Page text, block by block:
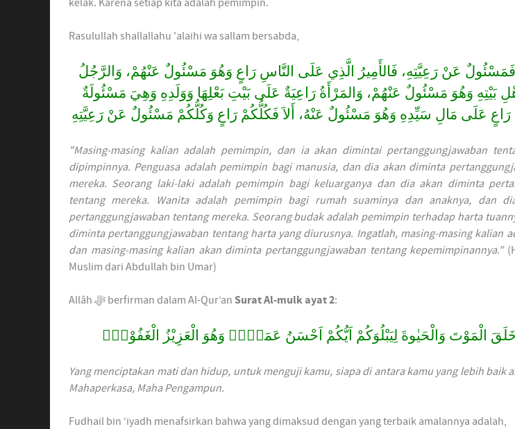
kelak. Karena setiap kita adalah pemimpin.
Rasulullah shallallahu 'alaihi wa sallam bersabda,
عَنْ رَعِيَّتِهِ، فَالأَمِيرُ الَّذِي عَلَى النَّاسِ رَاعٍ وَهُوَ مَسْئُولٌ عَنْهُمْ، وَالرَّجُلُ
بَيْتِهِ وَهُوَ مَسْئُولٌ عَنْهُمْ، وَالمَرْأَةُ رَاعِيَةٌ عَلَى بَيْتِ بَعْلِهَا وَوَلَدِهِ وَهِيَ مَسْئُولَةٌ
رَاعٍ عَلَى مَالِ سَيِّدِهِ وَهُوَ مَسْئُولٌ عَنْهُ، أَلاَ فَكُلُّكُمْ رَاعٍ وَكُلُّكُمْ مَسْئُولٌ عَنْ رَعِيَّتِهِ
"Masing-masing kalian adalah pemimpin, dan ia akan dimintai pertanggungjawaban
dipimpinnya. Penguasa adalah pemimpin bagi manusia, dan dia akan diminta
mereka. Seorang laki-laki adalah pemimpin bagi keluarganya dan dia akan diminta
tentang mereka. Wanita adalah pemimpin bagi rumah suaminya dan anaknya, dan
pertanggungjawaban tentang mereka. Seorang budak adalah pemimpin terhadap harta
diminta pertanggungjawaban tentang harta yang diurusnya. Ingatlah, masing-masing kalian
dan masing-masing kalian akan diminta pertanggungjawaban tentang kepemimpinannya."
Muslim dari Abdullah bin Umar)
Allâh ﷻ berfirman dalam Al-Qur’an Surat Al-mulk ayat 2:
الْمَوْتَ وَالْحَيٰوةَ لِيَبْلُوَكُمْ اَيُّكُمْ اَحْسَنُ عَمَلًاۗ وَهُوَ الْعَزِيْزُ الْغَفُوْرُۙ
Yang menciptakan mati dan hidup, untuk menguji kamu, siapa di antara kamu yang lebih baik
Mahaperkasa, Maha Pengampun.
Fudhail bin ‘iyadh menafsirkan bahwa yang dimaksud dengan yang terbaik amalannya adalah,